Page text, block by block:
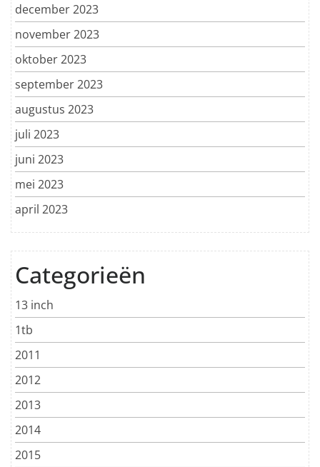
december 2023
november 2023
oktober 2023
september 2023
augustus 2023
juli 2023
juni 2023
mei 2023
april 2023
Categorieën
13 inch
1tb
2011
2012
2013
2014
2015